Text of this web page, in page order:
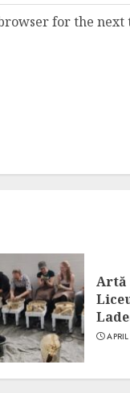
for the next
Artă
carnea